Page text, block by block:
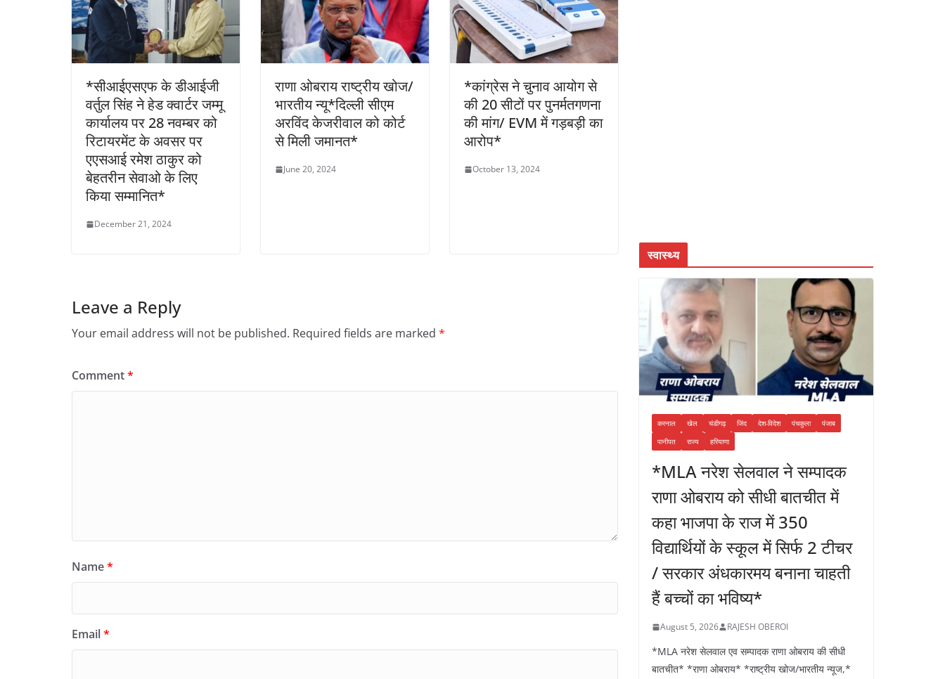
*सीआईएसएफ के डीआईजी
वर्तुल सिंह ने हेड क्वार्टर जम्मू
कार्यालय पर 28 नवम्बर को
रिटायरमेंट के अवसर पर
एएसआई रमेश ठाकुर को
बेहतरीन सेवाओ के लिए
किया सम्मानित*
December 21, 2024
राणा ओबराय राष्ट्रीय खोज/
भारतीय न्यू*दिल्ली सीएम
अरविंद केजरीवाल को कोर्ट
से मिली जमानत*
June 20, 2024
*कांग्रेस ने चुनाव आयोग से
की 20 सीटों पर पुनर्मतगणना
की मांग/ EVM में गड़बड़ी का
आरोप*
October 13, 2024
Leave a Reply
Your email address will not be published. Required fields are marked *
Comment*
Name*
Email*
स्वास्थ्य
करनाल खेल चंडीगढ़ जिंद देश-विदेश पंचकुला
पंजाब
पानीपत
राज्य हरियाणा
*MLA नरेश सेलवाल ने सम्पादक
राणा ओबराय को सीधी बातचीत में
कहा भाजपा के राज में 350
विद्यार्थियों के स्कूल में सिर्फ 2 टीचर
/ सरकार अंधकारमय बनाना चाहती
हैं बच्चों का भविष्य*
August 5, 2026 RAJESH OBEROI
*MLA नरेश सेलवाल एव सम्पादक राणा ओबराय की सीधी
बातचीत* *राणा ओबराय* *राष्ट्रीय खोज/भारतीय न्यूज,*